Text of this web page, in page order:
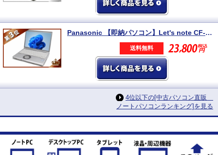
Panasonic 【即納パソコン】Let's note CF-SV8 (Win11pro64) 5N8
送料無料
4位以下の[中古パソコン直販
ノートパソコンランキング]を見る